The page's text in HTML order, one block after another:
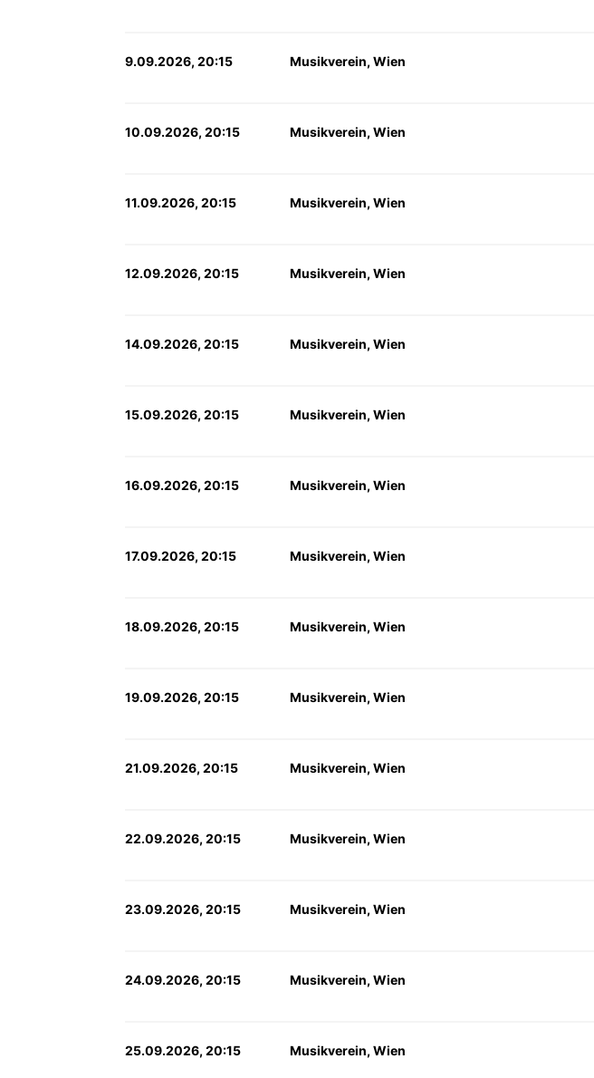
9.09.2026, 20:15 Musikverein, Wien
10.09.2026, 20:15 Musikverein, Wien
11.09.2026, 20:15 Musikverein, Wien
12.09.2026, 20:15 Musikverein, Wien
14.09.2026, 20:15 Musikverein, Wien
15.09.2026, 20:15 Musikverein, Wien
16.09.2026, 20:15 Musikverein, Wien
17.09.2026, 20:15 Musikverein, Wien
18.09.2026, 20:15 Musikverein, Wien
19.09.2026, 20:15 Musikverein, Wien
21.09.2026, 20:15 Musikverein, Wien
22.09.2026, 20:15 Musikverein, Wien
23.09.2026, 20:15 Musikverein, Wien
24.09.2026, 20:15 Musikverein, Wien
25.09.2026, 20:15 Musikverein, Wien